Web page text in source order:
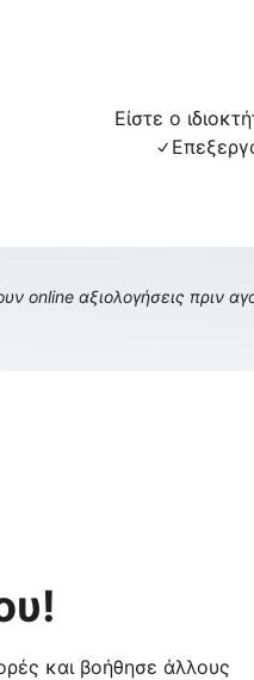
Είστε ο
online αξιολογήσεις πριν
και βοήθησε άλλους